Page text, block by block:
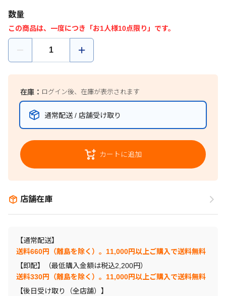
数量
この商品は、一度につき「お1人様10点限り」です。
在庫： ログイン後、在庫が表示されます
通常配送 / 店舗受け取り
カートに追加
店舗在庫
【通常配送】
送料660円（離島を除く）。11,000円以上ご購入で送料無料
【即配】（最低購入金額は税込2,200円）
送料330円（離島を除く）。11,000円以上ご購入で送料無料
【後日受け取り（全店舗）】